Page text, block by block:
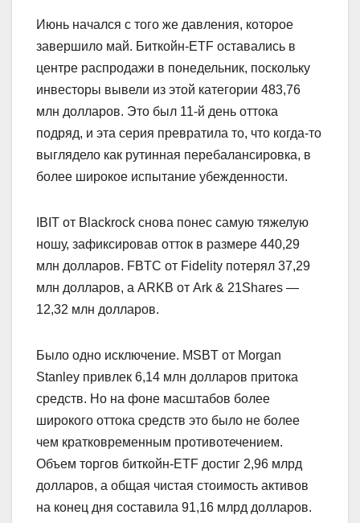
Июнь начался с того же давления, которое
завершило май. Биткойн-ETF оставались в
центре распродажи в понедельник, поскольку
инвесторы вывели из этой категории 483,76
млн долларов. Это был 11-й день оттока
подряд, и эта серия превратила то, что когда-то
выглядело как рутинная перебалансировка, в
более широкое испытание убежденности.
IBIT от Blackrock снова понес самую тяжелую
ношу, зафиксировав отток в размере 440,29
млн долларов. FBTC от Fidelity потерял 37,29
млн долларов, а ARKB от Ark & 21Shares —
12,32 млн долларов.
Было одно исключение. MSBT от Morgan
Stanley привлек 6,14 млн долларов притока
средств. Но на фоне масштабов более
широкого оттока средств это было не более
чем кратковременным противотечением.
Объем торгов биткойн-ETF достиг 2,96 млрд
долларов, а общая чистая стоимость активов
на конец дня составила 91,16 млрд долларов.